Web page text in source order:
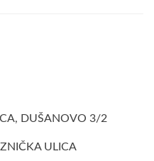
DUŠANOVO 3/2
ULICA